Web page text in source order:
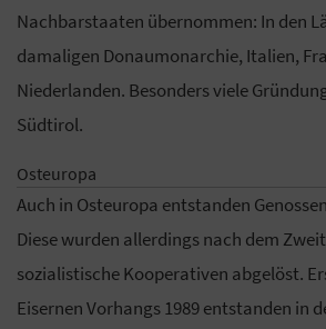
Nachbarstaaten übernommen: In den
damaligen Donaumonarchie, Italien,
Niederlanden. Besonders viele
Südtirol.
Osteuropa
Auch in Osteuropa entstanden
Diese wurden allerdings nach dem
sozialistische Kooperativen abgelöst.
Eisernen Vorhangs 1989 entstanden in